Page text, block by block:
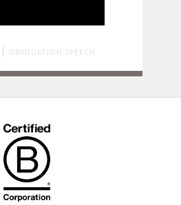
GRADUATION SPEECH